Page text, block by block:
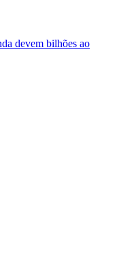
devem bilhões ao